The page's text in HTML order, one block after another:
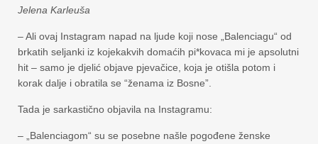
Jelena Karleuša
– Ali ovaj Instagram napad na ljude koji nose „Balenciagu“ od
brkatih seljanki iz kojekakvih domaćih pi*kovaca mi je apsolutni
hit – samo je djelić objave pjevačice, koja je otišla potom i
korak dalje i obratila se “ženama iz Bosne”.
Tada je sarkastično objavila na Instagramu:
– „Balenciagom“ su se posebne našle pogođene ženske